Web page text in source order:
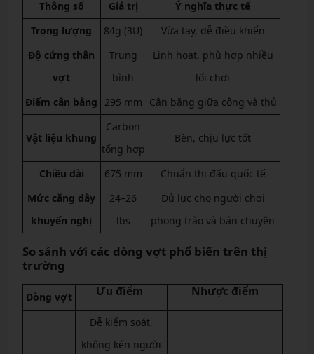
Thông số Giá trị
Ý nghĩa thực tế
Trọng lượng
84g (3U)
Vừa tay, dễ điều khiển
Độ cứng thân
vợt
Trung
bình
Linh hoạt, phù hợp nhiều
lối chơi
Điểm cân bằng
295 mm Cân bằng giữa công và thủ
Vật liệu khung
Carbon
tổng hợp
Bền, chịu lực tốt
Chiều dài 675 mm
Chuẩn thi đấu quốc tế
Mức căng dây
khuyến nghị
24–26
lbs
Đủ lực cho người chơi
phong trào và bán chuyên
So sánh với các dòng vợt phổ biến trên thị
trường
Dòng vợt Ưu điểm Nhược điểm
Dễ kiểm soát,
không kén người